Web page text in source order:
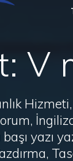
V
başı yazı